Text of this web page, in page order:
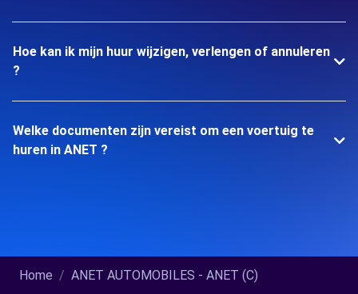
Hoe kan ik mijn huur wijzigen, verlengen of annuleren
?
Welke documenten zijn vereist om een voertuig te
huren in ANET ?
Home ANET AUTOMOBILES - ANET (C)